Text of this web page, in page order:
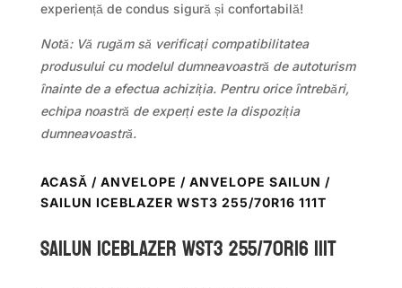
experiență de condus sigură și confortabilă!
Notă: Vă rugăm să verificați compatibilitatea
produsului cu modelul dumneavoastră de autoturism
înainte de a efectua achiziția. Pentru orice întrebări,
echipa noastră de experți este la dispoziția
dumneavoastră.
ACASĂ / ANVELOPE / ANVELOPE SAILUN /
SAILUN ICEBLAZER WST3 255/70R16 111T
Sailun ICEBLAZER WST3 255/70R16 111T